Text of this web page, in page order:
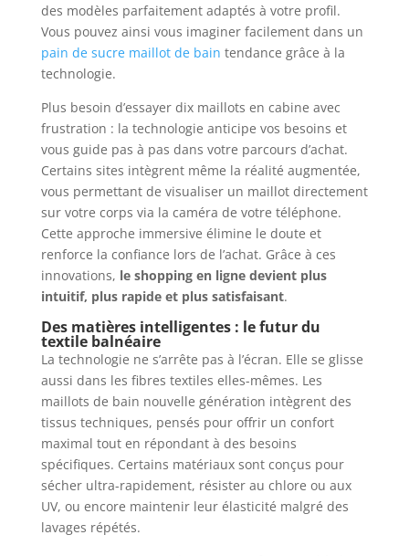
des modèles parfaitement adaptés à votre profil.
Vous pouvez ainsi vous imaginer facilement dans un
pain de sucre maillot de bain tendance grâce à la
technologie.
Plus besoin d’essayer dix maillots en cabine avec
frustration : la technologie anticipe vos besoins et
vous guide pas à pas dans votre parcours d’achat.
Certains sites intègrent même la réalité augmentée,
vous permettant de visualiser un maillot directement
sur votre corps via la caméra de votre téléphone.
Cette approche immersive élimine le doute et
renforce la confiance lors de l’achat. Grâce à ces
innovations, le shopping en ligne devient plus
intuitif, plus rapide et plus satisfaisant.
Des matières intelligentes : le futur du
textile balnéaire
La technologie ne s’arrête pas à l’écran. Elle se glisse
aussi dans les fibres textiles elles-mêmes. Les
maillots de bain nouvelle génération intègrent des
tissus techniques, pensés pour offrir un confort
maximal tout en répondant à des besoins
spécifiques. Certains matériaux sont conçus pour
sécher ultra-rapidement, résister au chlore ou aux
UV, ou encore maintenir leur élasticité malgré des
lavages répétés.